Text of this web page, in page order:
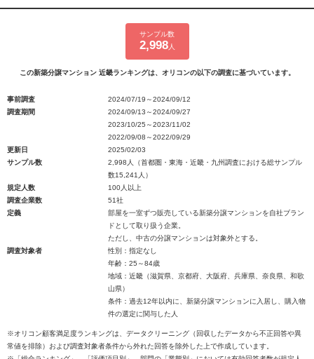
サンプル数
2,998人
この新築分譲マンション 近畿ランキングは、オリコンの以下の調査に基づいています。
事前調査
2024/07/19～2024/09/12
調査期間
2024/09/13～2024/09/27
2023/10/25～2023/11/02
2022/09/08～2022/09/29
更新日
2025/02/03
サンプル数
2,998人（首都圏・東海・近畿・九州調査における総サンプル
数15,241人）
規定人数
100人以上
調査企業数
51社
定義
部屋を一室ずつ販売している新築分譲マンションを自社ブラン
ドとして取り扱う企業。
ただし、中古の分譲マンションは対象外とする。
調査対象者
性別：指定なし
年齢：25～84歳
地域：近畿（滋賀県、京都府、大阪府、兵庫県、奈良県、和歌
山県）
条件：過去12年以内に、新築分譲マンションに入居し、購入物
件の選定に関与した人
※オリコン顧客満足度ランキングは、データクリーニング（回収したデータから不正回答や異
常値を排除）および調査対象者条件から外れた回答を除外した上で作成しています。